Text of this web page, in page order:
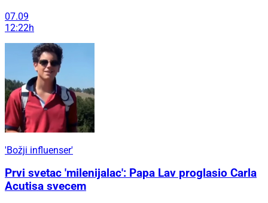
07.09
12:22h
'Božji influenser'
Prvi svetac 'milenijalac': Papa Lav proglasio Carla
Acutisa svecem